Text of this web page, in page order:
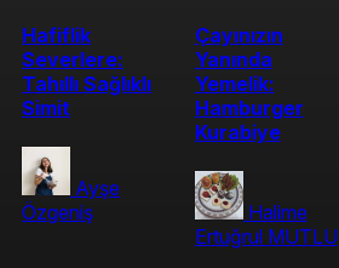
Hafiflik
Severlere:
Tahıllı Sağlıklı
Simit
Ayşe
Özgeniş
Çayınızın
Yanında
Yemelik:
Hamburger
Kurabiye
Halime
Ertuğrul MUTLU